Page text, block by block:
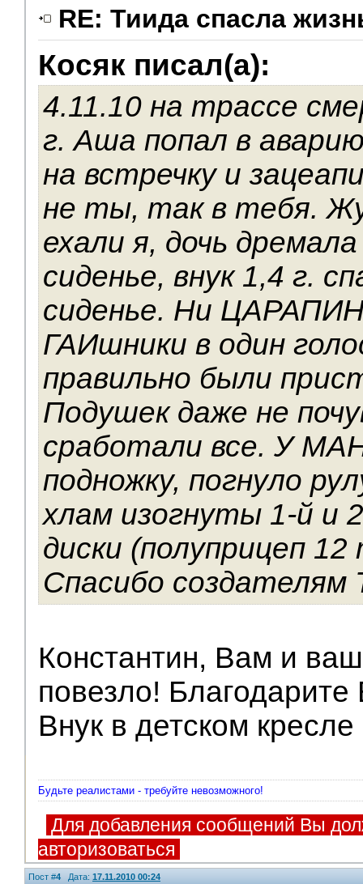
RE: Тиида спасла
Косяк писал(а):
4.11.10 на трассе
г. Аша попал в
на встречку и
не ты, так в тебя.
ехали я, дочь
сиденье, внук 1,4 г.
сиденье. Ни
ГАИшники в один
правильно были
Подушек даже не
сработали все. У
подножку, погнуло
хлам изогнуты 1-й и
диски (полуприцеп
Спасибо
Константин, Вам и
повезло! Благодарите
Внук в детском
Помощники
Будьте реалистами - требуйте невозможного!
Для добавления сообщений Вы
авторизоваться
Пост #4Дата: 17.11.2010 00:24